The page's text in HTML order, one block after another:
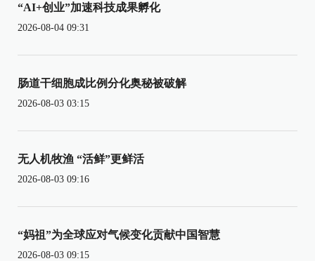
“AI+创业”加速科技成果孵化
2026-08-04 09:31
肠道干细胞成比例分化奥秘被破解
2026-08-03 03:15
无人机牧渔 “活鲜”更鲜活
2026-08-03 09:16
“妈祖”为全球应对气候变化贡献中国智慧
2026-08-03 09:15